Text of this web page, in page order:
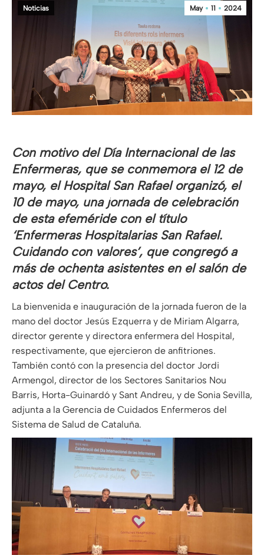
May 11 2024
Noticias
Con motivo del Día Internacional de las
Enfermeras, que se conmemora el 12 de
mayo, el Hospital San Rafael organizó, el
10 de mayo, una jornada de celebración
de esta efeméride con el título
‘Enfermeras Hospitalarias San Rafael.
Cuidando con valores’, que congregó a
más de ochenta asistentes en el salón de
actos del Centro.
La bienvenida e inauguración de la jornada fueron de la
mano del doctor Jesús Ezquerra y de Miriam Algarra,
director gerente y directora enfermera del Hospital,
respectivamente, que ejercieron de anfitriones.
También contó con la presencia del doctor Jordi
Armengol, director de los Sectores Sanitarios Nou
Barris, Horta-Guinardó y Sant Andreu, y de Sonia Sevilla,
adjunta a la Gerencia de Cuidados Enfermeros del
Sistema de Salud de Cataluña.